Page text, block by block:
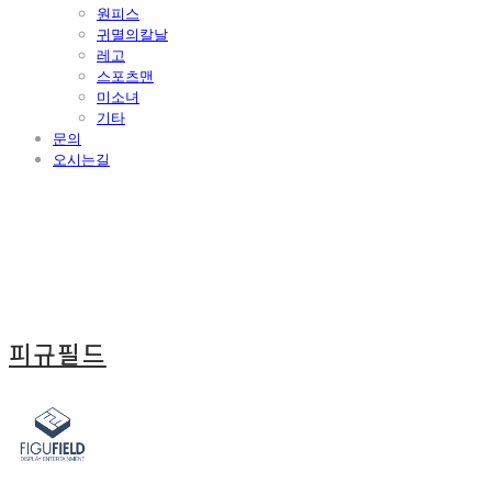
원피스
귀멸의칼날
레고
스포츠맨
미소녀
기타
문의
오시는길
피규필드